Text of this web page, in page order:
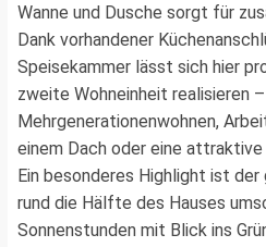
Wanne und Dusche sorgt für
Dank vorhandener
Speisekammer lässt sich hier
zweite Wohneinheit realisieren
Mehrgenerationenwohnen,
einem Dach oder eine
Ein besonderes Highlight ist der
rund die Hälfte des Hauses
Sonnenstunden mit Blick ins